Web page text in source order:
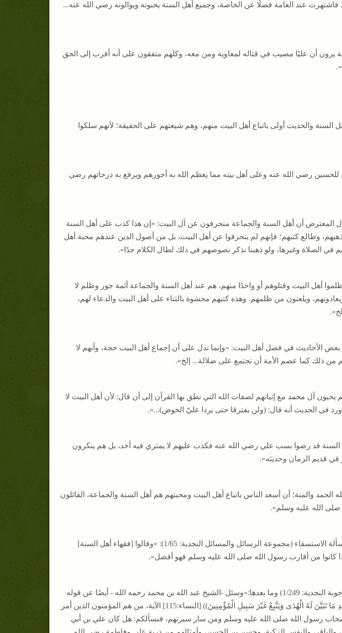
فاشتهرت عند العامة فضلًا عن الخاصة، وجميع أهل السنة يحبونه ويوالونه رضي الله عنه...
السنة يرون أن عليًا مصيب في قتاله لمعاوية ومن معه، وكلهم متفقون على أنه أقرب إلى الحق
والحديث أولى باتباع أهل البيت منهم، وهم شيعتهم على الحقيقة؛ لأنهم سلكوا
(ص:73): «وما جرى للحسين رضي الله عنه وعلى أهل بيته مما يعظم الله به أجورهم ويرفع به درجاتهم رضي
(ص:79) في رده قول المعترض أن أهل السنة والجماعة منحرفون عن آل البيت: «إن هذا كذب على أهل السنة
وطالع كتبهم؛ فإنهم لم ينحرفوا عن أهل البيت، بل من أصول الدين عندهم محبة أهل
في الصلاة وغيرها، ولو ذهبنا نذكر نصوصهم في ذلك لطال الكلام جدًا».
(ص:87): «... الذين ظلموا أهل البيت وقتلوهم أو واحدًا منهم، هم عند أهل السنة والجماعة أئمة جور وظلم لا
ويلعنون من ظلمهم. وهذه كتبهم محشوة بالثناء على أهل البيت والدعاء لهم،
(ص:91) بعد أن ذكر بعض الأحاديث في فضل أهل البيت: «وإنما تدل على أن إجماع أهل البيت حجة، وأنهم لا
من ذلك كما عصم الأمة أن تجتمع على ضلالة... إلخ».
كلهم يحبون آل محمد مع إثباتهم لصفات الله التي نطق بها القرآن إلى أن قال: لأن أهل البيت لا
ورد في الحديث أنه قال: (ولن يفترقا حتى يردا عليّ الحوض)...».
أن أهل السنة قد رضوا بسب علي رضي الله عنه فكذب عليهم لا يمتري فيه أحد، بل هم ينكرون
قديم الزمان وحديثه».
ولله الحمد والمنة؛ أن أسعد الناس باتباع أهل البيت ومحبتهم هم أهل السنة والجماعة، القائلون
صلى الله عليه وسلم».
وجاء في كلامٍ له رحمه الله حول مسألة الاستسقاء (مجموعة الرسائل والمسائل النجدية: 1/65): «وقالوا [فقهاء أهل السنة]
كانوا من أقارب رسول الله صلى الله عليه وسلم فهو أفضل».
وجاء كذلك في (الدرر السنية من الأجوبة النجدية: 1/249) وما بعدها:«وسئل -الشيخ عبد الله بن محمد رحمه الله - أيضًا عن قوله
تعالى: ((وَمَنْ يُشَاقِقْ الرَّسُولَ مِنْ بَعْدِ مَا تَبَيَّنَ لَهُ الْهُدَى وَيَتَّبِعْ غَيْرَ سَبِيلِ الْمُؤْمِنِينَ)) [النساء:115] الآية، من هم المؤمنون الذين أمر
أصحاب رسول الله صلى الله عليه وسلم ومن سار سيرتهم، فنسألكم: هل كان علي بن أبي